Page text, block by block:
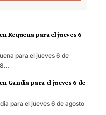
Requena para el jueves 6
para el jueves 6 de
Gandia para el jueves 6 de
para el jueves 6 de agosto